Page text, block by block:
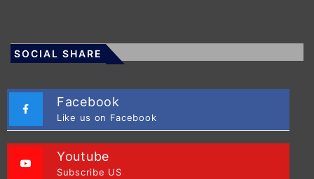
SOCIAL SHARE
Facebook
Like us on Facebook
Youtube
Subscribe US